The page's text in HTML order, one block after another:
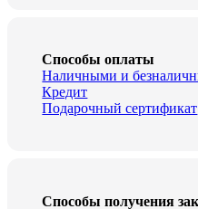
Способы оплаты
Наличными и
Кредит
Подарочный сертификат
Способы получения